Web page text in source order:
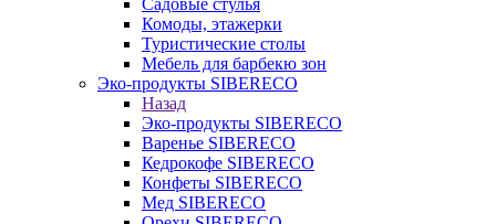
Садовые стулья
Комоды, этажерки
Туристические столы
Мебель для барбекю зон
Эко-продукты SIBERECO
Назад
Эко-продукты SIBERECO
Варенье SIBERECO
Кедрокофе SIBERECO
Конфеты SIBERECO
Мед SIBERECO